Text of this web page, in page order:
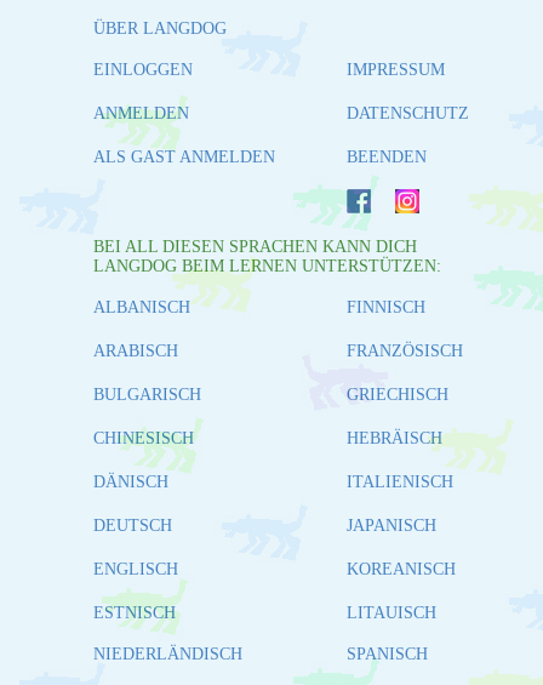
ÜBER LANGDOG
EINLOGGEN
ANMELDEN
ALS GAST ANMELDEN
IMPRESSUM
DATENSCHUTZ
BEENDEN
BEI ALL DIESEN SPRACHEN KANN DICH
LANGDOG BEIM LERNEN UNTERSTÜTZEN:
ALBANISCH
ARABISCH
BULGARISCH
CHINESISCH
DÄNISCH
DEUTSCH
ENGLISCH
ESTNISCH
FINNISCH
FRANZÖSISCH
GRIECHISCH
HEBRÄISCH
ITALIENISCH
JAPANISCH
KOREANISCH
LITAUISCH
NIEDERLÄNDISCH SPANISCH